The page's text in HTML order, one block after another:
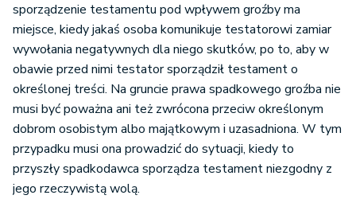
sporządzenie testamentu pod wpływem groźby ma
miejsce, kiedy jakaś osoba komunikuje testatorowi zamiar
wywołania negatywnych dla niego skutków, po to, aby w
obawie przed nimi testator sporządził testament o
określonej treści. Na gruncie prawa spadkowego groźba nie
musi być poważna ani też zwrócona przeciw określonym
dobrom osobistym albo majątkowym i uzasadniona. W tym
przypadku musi ona prowadzić do sytuacji, kiedy to
przyszły spadkodawca sporządza testament niezgodny z
jego rzeczywistą wolą.